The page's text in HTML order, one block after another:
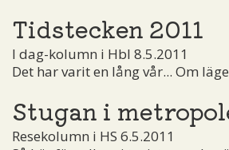
Tidstecken 2011
I dag-kolumn i Hbl 8.5.2011
Det har varit en lång vår... Om
Stugan i
Resekolumn i HS 6.5.2011